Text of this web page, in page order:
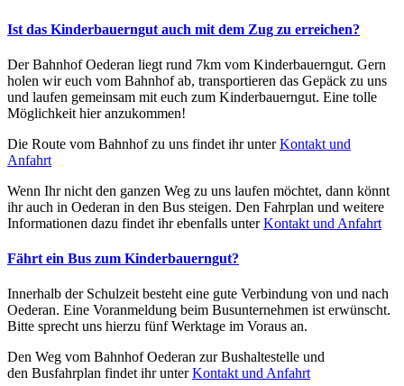
Ist das Kinderbauerngut auch mit dem Zug zu erreichen?
Der Bahnhof Oederan liegt rund 7km vom Kinderbauerngut. Gern
holen wir euch vom Bahnhof ab, transportieren das Gepäck zu uns
und laufen gemeinsam mit euch zum Kinderbauerngut. Eine tolle
Möglichkeit hier anzukommen!
Die Route vom Bahnhof zu uns findet ihr unterKontakt und
Anfahrt
Wenn Ihr nicht den ganzen Weg zu uns laufen möchtet, dann könnt
ihr auch in Oederan in den Bus steigen. Den Fahrplan und weitere
Informationen dazu findet ihr ebenfalls unterKontakt und Anfahrt
Fährt ein Bus zum Kinderbauerngut?
Innerhalb der Schulzeit besteht eine gute Verbindung von und nach
Oederan. Eine Voranmeldung beim Busunternehmen ist erwünscht.
Bitte sprecht uns hierzu fünf Werktage im Voraus an.
Den Weg vom Bahnhof Oederan zur Bushaltestelle und
den Busfahrplan findet ihr unterKontakt und Anfahrt